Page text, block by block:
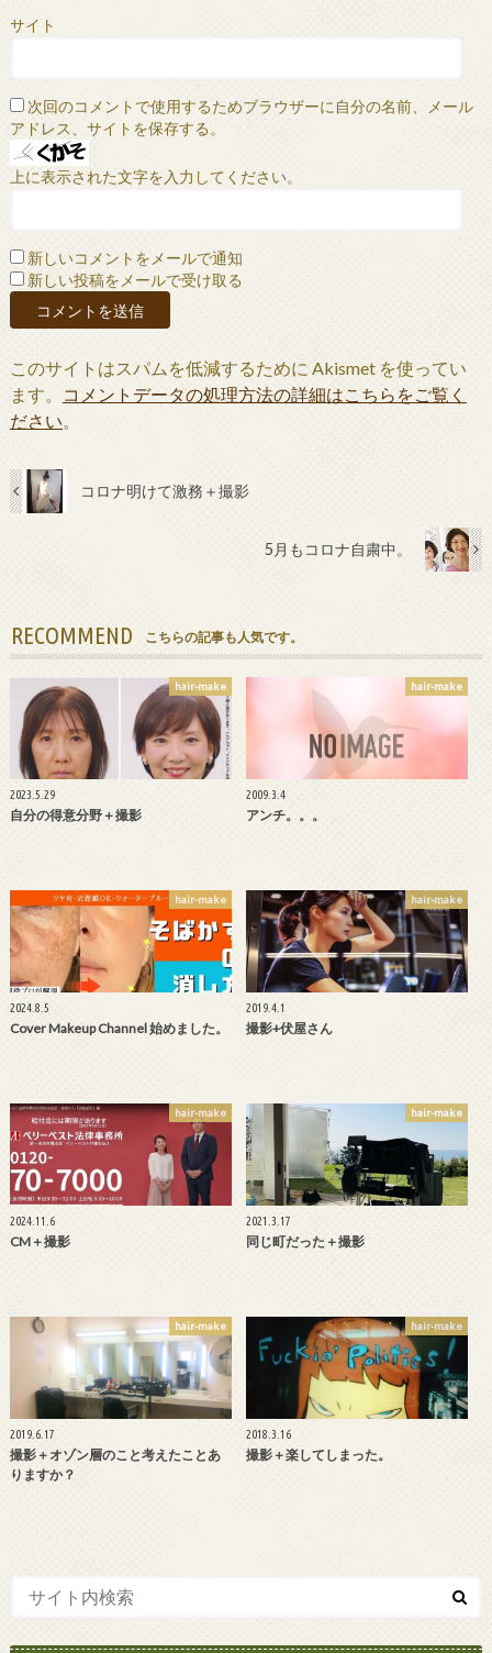
サイト
次回のコメントで使用するためブラウザーに自分の名前、メール
アドレス、サイトを保存する。
上に表示された文字を入力してください。
新しいコメントをメールで通知
新しい投稿をメールで受け取る
このサイトはスパムを低減するために Akismet を使ってい
ます。
コメントデータの処理方法の詳細はこちらをご覧く
ださい
コロナ明けて激務＋撮影
5月もコロナ自粛中。
RECOMMEND こちらの記事も人気です。
hair-make
2023.5.29
自分の得意分野＋撮影
hair-make
2009.3.4
アンチ。。。
hair-make
2024.8.5
Cover Makeup Channel 始めました。
hair-make
2019.4.1
撮影+伏屋さん
hair-make
2024.11.6
CM＋撮影
hair-make
2021.3.17
同じ町だった＋撮影
hair-make
2019.6.17
撮影＋オゾン層のこと考えたことあ
りますか？
hair-make
2018.3.16
撮影＋楽してしまった。